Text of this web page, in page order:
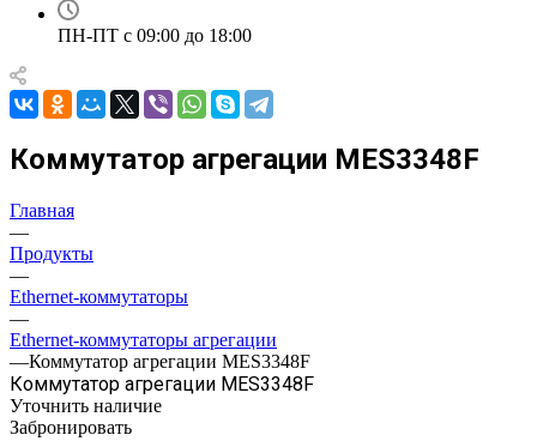
ПН-ПТ с 09:00 до 18:00
Коммутатор агрегации MES3348F
Главная
—
Продукты
—
Ethernet-коммутаторы
—
Ethernet-коммутаторы агрегации
—Коммутатор агрегации MES3348F
Коммутатор агрегации MES3348F
Уточнить наличие
Забронировать